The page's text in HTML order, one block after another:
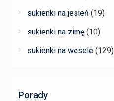
sukienki na jesień (19)
sukienki na zimę (10)
sukienki na wesele (129)
Porady